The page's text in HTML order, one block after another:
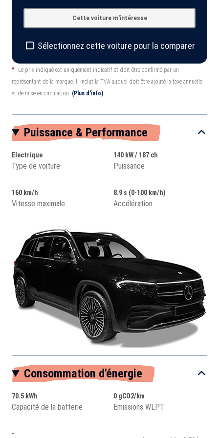
Cette voiture m'intéresse
Sélectionnez cette voiture pour la comparer
*
Le prix indiqué est uniquement indicatif et doit être confirmé par un
représentant de la marque. Il inclut la TVA auquel doit être ajouté la taxe annuelle
et de mise en circulation. (Plus d'info)
Puissance & Performance
Electrique
Type de voiture
140 kW / 187 ch
Puissance
160 km/h
Vitesse maximale
8.9 s (0-100 km/h)
Accélération
Consommation d'énergie
70.5 kWh
Capacité de la batterie
0 gCO2/km
Emissions WLPT
-